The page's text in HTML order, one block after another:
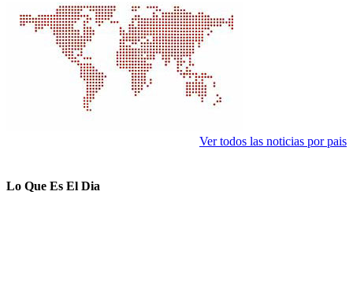
Ver todos las noticias por pais
Lo Que Es El Dia